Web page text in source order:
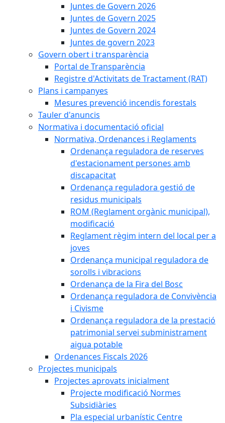
Juntes de Govern 2026
Juntes de Govern 2025
Juntes de Govern 2024
Juntes de govern 2023
Govern obert i transparència
Portal de Transparència
Registre d'Activitats de Tractament (RAT)
Plans i campanyes
Mesures prevenció incendis forestals
Tauler d'anuncis
Normativa i documentació oficial
Normativa, Ordenances i Reglaments
Ordenança reguladora de reserves
d'estacionament persones amb
discapacitat
Ordenança reguladora gestió de
residus municipals
ROM (Reglament orgànic municipal),
modificació
Reglament règim intern del local per a
joves
Ordenança municipal reguladora de
sorolls i vibracions
Ordenança de la Fira del Bosc
Ordenança reguladora de Convivència
i Civisme
Ordenança reguladora de la prestació
patrimonial servei subministrament
aigua potable
Ordenances Fiscals 2026
Projectes municipals
Projectes aprovats inicialment
Projecte modificació Normes
Subsidiàries
Pla especial urbanístic Centre